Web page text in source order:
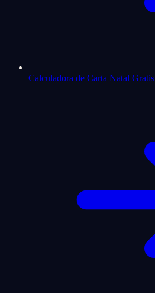
Calculadora de Carta Natal Gratis